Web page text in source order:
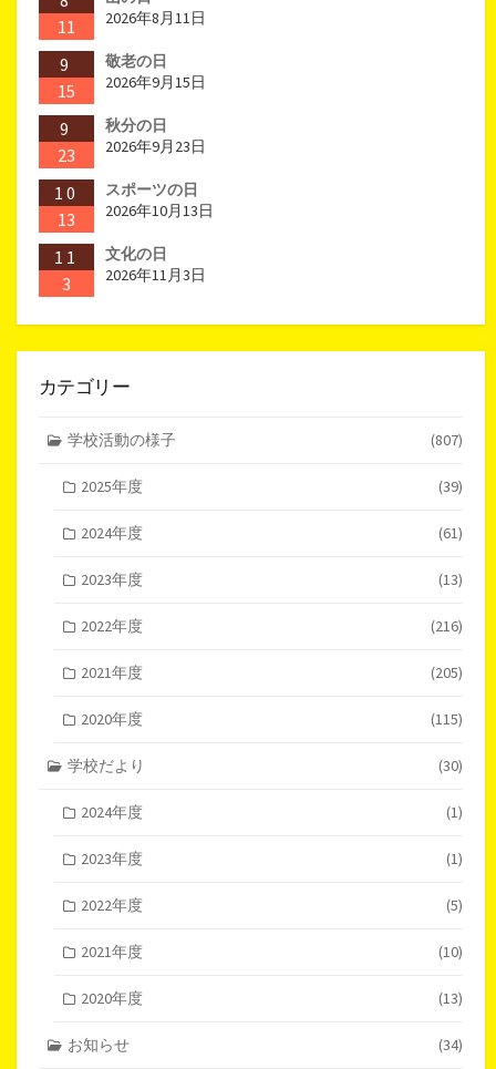
11
2026年8月11日
9
15
敬老の日
2026年9月15日
9
23
秋分の日
2026年9月23日
10
13
スポーツの日
2026年10月13日
11
3
文化の日
2026年11月3日
カテゴリー
学校活動の様子 (807)
2025年度 (39)
2024年度 (61)
2023年度 (13)
2022年度 (216)
2021年度 (205)
2020年度 (115)
学校だより (30)
2024年度 (1)
2023年度 (1)
2022年度 (5)
2021年度 (10)
2020年度 (13)
お知らせ (34)